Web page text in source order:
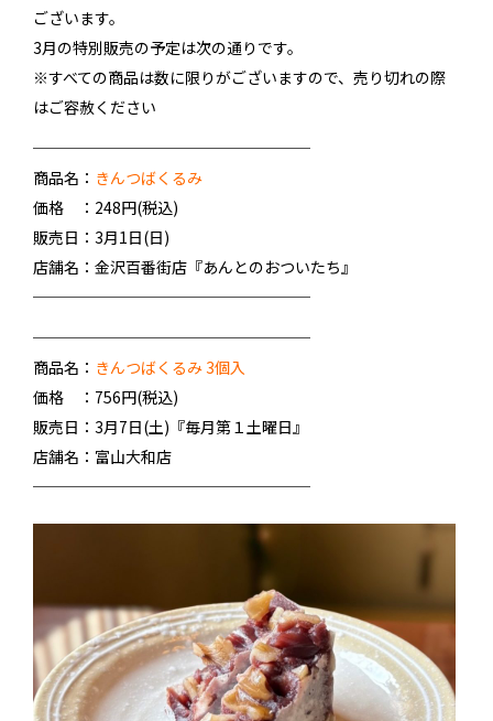
ございます。
3月の特別販売の予定は次の通りです。
※すべての商品は数に限りがございますので、売り切れの際
はご容赦ください
──────────────────
商品名： きんつばくるみ
価格 ：248円(税込)
販売日：3月1日(日)
店舗名：金沢百番街店『あんとのおついたち』
──────────────────
──────────────────
商品名： きんつばくるみ 3個入
価格 ：756円(税込)
販売日：3月7日(土)『毎月第１土曜日』
店舗名：富山大和店
──────────────────